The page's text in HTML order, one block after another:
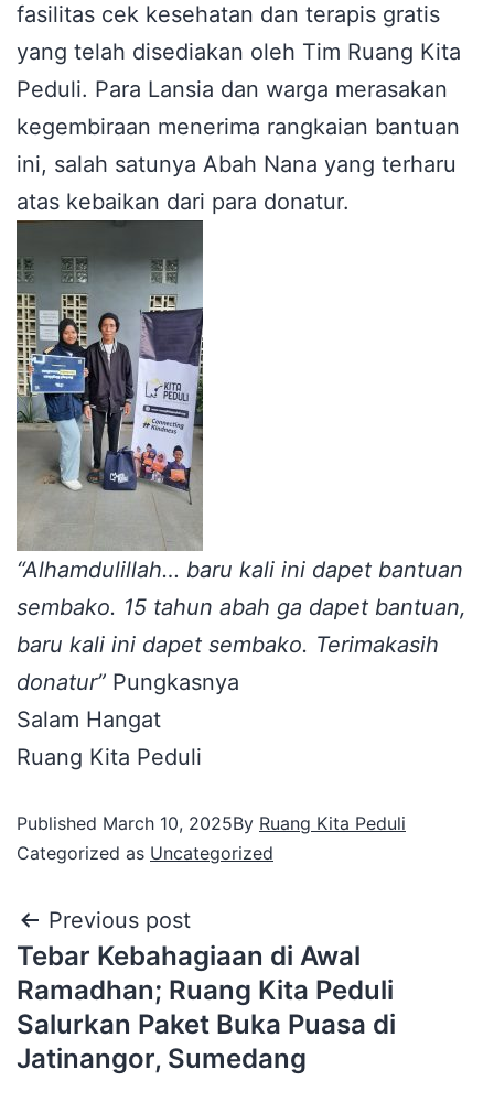
fasilitas cek kesehatan dan terapis gratis
yang telah disediakan oleh Tim Ruang Kita
Peduli. Para Lansia dan warga merasakan
kegembiraan menerima rangkaian bantuan
ini, salah satunya Abah Nana yang terharu
atas kebaikan dari para donatur.
“Alhamdulillah… baru kali ini dapet bantuan
sembako. 15 tahun abah ga dapet bantuan,
baru kali ini dapet sembako. Terimakasih
donatur” Pungkasnya
Salam Hangat
Ruang Kita Peduli
Published March 10, 2025By Ruang Kita Peduli
Categorized as Uncategorized
Previous post
Tebar Kebahagiaan di Awal
Ramadhan; Ruang Kita Peduli
Salurkan Paket Buka Puasa di
Jatinangor, Sumedang